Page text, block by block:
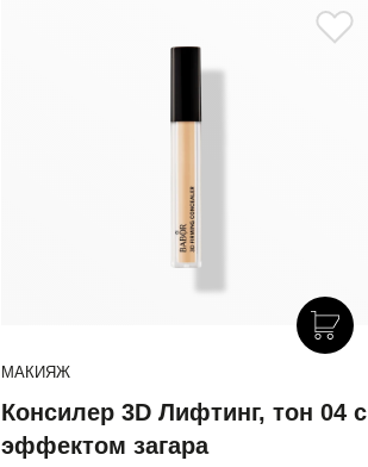
МАКИЯЖ
Консилер 3D Лифтинг, тон 04 с
эффектом загара